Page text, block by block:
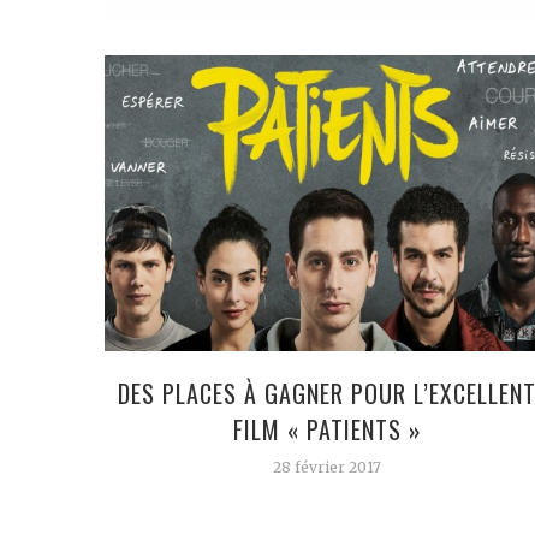
DES PLACES À GAGNER POUR L’EXCELLENT
FILM « PATIENTS »
28 février 2017